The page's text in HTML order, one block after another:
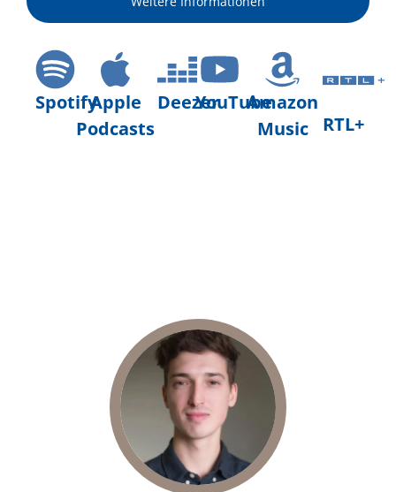
SpotifyApple
Podcasts
DeezerYouTubeAmazon
Music
RTL+